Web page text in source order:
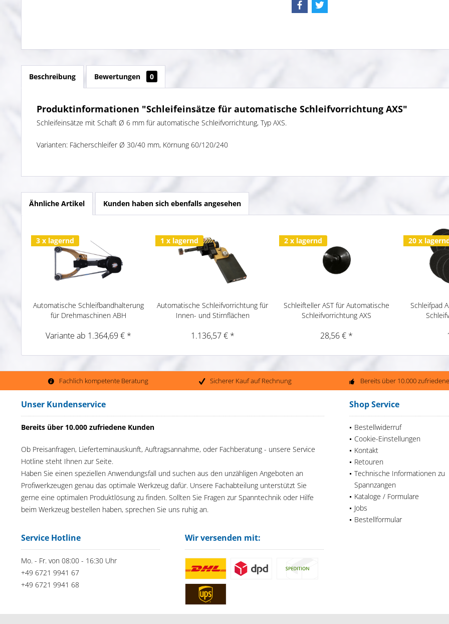
Beschreibung Bewertungen 0
Produktinformationen "Schleifeinsätze für automatische Schleifvorrichtung AXS"
Schleifeinsätze mit Schaft Ø 6 mm für automatische Schleifvorrichtung, Typ AXS.
Varianten: Fächerschleifer Ø 30/40 mm, Körnung 60/120/240
Ähnliche Artikel Kunden haben sich ebenfalls angesehen
3 x lagernd
Automatische Schleifbandhalterung
für Drehmaschinen ABH
Variante ab 1.364,69 € *
1 x lagernd
Automatische Schleifvorrichtung für
Innen- und Stirnflächen
1.136,57 € *
2 x lagernd
Schleifteller AST für Automatische
Schleifvorrichtung AXS
28,56 € *
20 x
Schleifpad
Fachlich kompetente Beratung Sicherer Kauf auf Rechnung Bereits über 10.000
Unser Kundenservice
Bereits über 10.000 zufriedene Kunden
Ob Preisanfragen, Lieferteminauskunft, Auftragsannahme, oder Fachberatung - unsere Service
Hotline steht Ihnen zur Seite.
Haben Sie einen speziellen Anwendungsfall und suchen aus den unzähligen Angeboten an
Profiwerkzeugen genau das optimale Werkzeug dafür. Unsere Fachabteilung unterstützt Sie
gerne eine optimalen Produktlösung zu finden. Sollten Sie Fragen zur Spanntechnik oder Hilfe
beim Werkzeug bestellen haben, sprechen Sie uns ruhig an.
Shop Service
Bestellwiderruf
Cookie-Einstellungen
Kontakt
Retouren
Technische Informationen zu
Spannzangen
Kataloge / Formulare
Jobs
Bestellformular
Service Hotline
Mo. - Fr. von 08:00 - 16:30 Uhr
+49 6721 9941 67
+49 6721 9941 68
Wir versenden mit: